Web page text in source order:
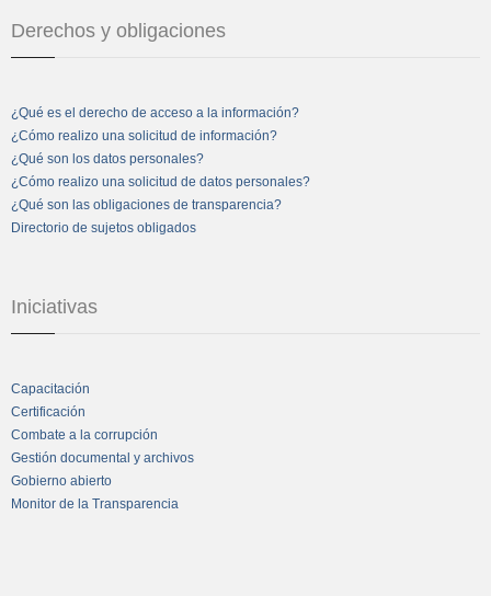
Derechos y obligaciones
¿Qué es el derecho de acceso a la información?
¿Cómo realizo una solicitud de información?
¿Qué son los datos personales?
¿Cómo realizo una solicitud de datos personales?
¿Qué son las obligaciones de transparencia?
Directorio de sujetos obligados
Iniciativas
Capacitación
Certificación
Combate a la corrupción
Gestión documental y archivos
Gobierno abierto
Monitor de la Transparencia